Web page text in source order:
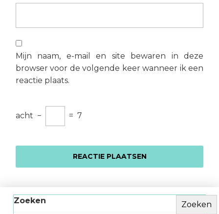
Mijn naam, e-mail en site bewaren in deze
browser voor de volgende keer wanneer ik een
reactie plaats.
acht − = 7
Zoeken Zoeken